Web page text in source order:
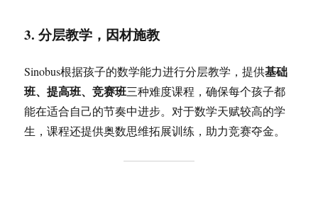
3. 分层教学，因材施教
Sinobus根据孩子的数学能力进行分层教学，提供基础
班、提高班、竞赛班三种难度课程，确保每个孩子都
能在适合自己的节奏中进步。对于数学天赋较高的学
生，课程还提供奥数思维拓展训练，助力竞赛夺金。